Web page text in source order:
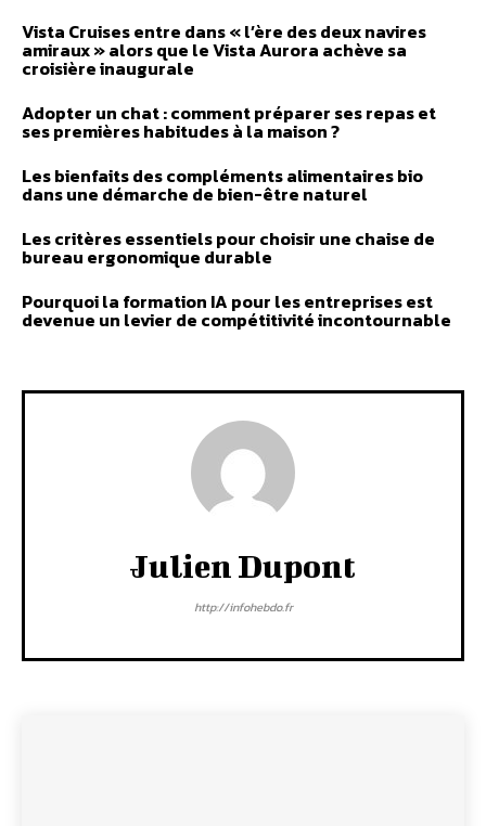
Vista Cruises entre dans « l’ère des deux navires
amiraux » alors que le Vista Aurora achève sa
croisière inaugurale
Adopter un chat : comment préparer ses repas et
ses premières habitudes à la maison ?
Les bienfaits des compléments alimentaires bio
dans une démarche de bien-être naturel
Les critères essentiels pour choisir une chaise de
bureau ergonomique durable
Pourquoi la formation IA pour les entreprises est
devenue un levier de compétitivité incontournable
Julien Dupont
http://infohebdo.fr